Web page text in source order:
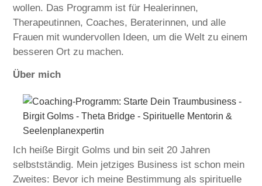
wollen. Das Programm ist für Healerinnen,
Therapeutinnen, Coaches, Beraterinnen, und alle
Frauen mit wundervollen Ideen, um die Welt zu einem
besseren Ort zu machen.
Über mich
Ich heiße Birgit Golms und bin seit 20 Jahren
selbstständig. Mein jetziges Business ist schon mein
Zweites: Bevor ich meine Bestimmung als spirituelle